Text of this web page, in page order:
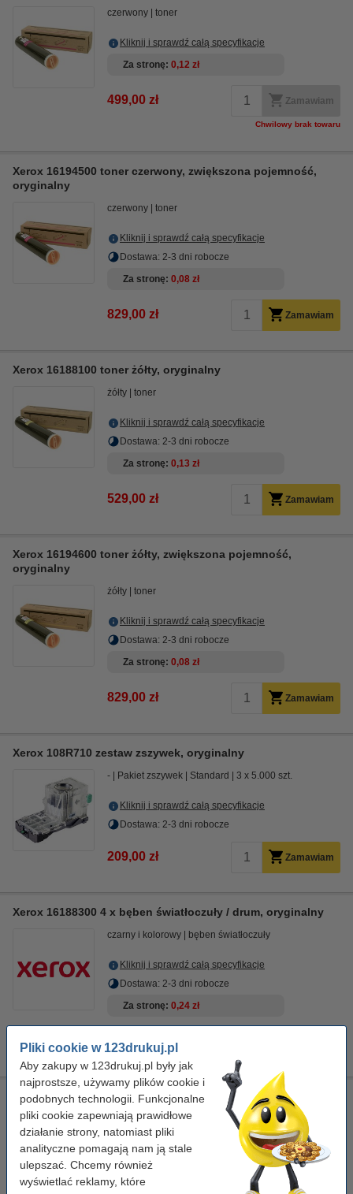
Pliki cookie w 123drukuj.pl
Aby zakupy w 123drukuj.pl były jak
najprostsze, używamy plików cookie i
podobnych technologii. Funkcjonalne
pliki cookie zapewniają prawidłowe
działanie strony, natomiast pliki
analityczne pomagają nam ją stale
ulepszać. Chcemy również
wyświetlać reklamy, które
czerwony toner
Kliknij i sprawdź całą specyfikacje
Za stronę 0,12 zł
499,00 zł Zamawiam
Chwilowy brak towaru
Xerox 16194500 toner czerwony, zwiększona pojemność,
oryginalny
czerwony toner
Kliknij i sprawdź całą specyfikacje
Dostawa: 2-3 dni robocze
Za stronę 0,08 zł
829,00 zł Zamawiam
Xerox 16188100 toner żółty, oryginalny
żółty toner
Kliknij i sprawdź całą specyfikacje
Dostawa: 2-3 dni robocze
Za stronę 0,13 zł
529,00 zł Zamawiam
Xerox 16194600 toner żółty, zwiększona pojemność,
oryginalny
żółty toner
Kliknij i sprawdź całą specyfikacje
Dostawa: 2-3 dni robocze
Za stronę 0,08 zł
829,00 zł Zamawiam
Xerox 108R710 zestaw zszywek, oryginalny
- Pakiet zszywek Standard 3 x 5.000 szt.
Kliknij i sprawdź całą specyfikacje
Dostawa: 2-3 dni robocze
209,00 zł Zamawiam
Xerox 16188300 4 x bęben światłoczuły / drum, oryginalny
czarny i kolorowy bęben światłoczuły
Kliknij i sprawdź całą specyfikacje
Dostawa: 2-3 dni robocze
Za stronę 0,24 zł
5 789,00 zł
Xerox 16188600 bęben światłoczuły / drum, oryginalny
czarny i kolorowy bęben światłoczuły
Kliknij i sprawdź całą specyfikacje
Dostawa: 2-3 dni robocze